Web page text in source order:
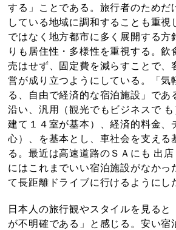
する」ことである。旅行者のためだ
している地域に調和することも重視
ではなく地方都市に多く展開する方
りも居住性・多様性を重視する。飲
売はせず、固定費を減らすことで、
営が成り立つようにしている。「気
る、自由で経済的な宿泊施設」であ
沿い、汎用（観光でもビジネスで
建て１４室が基本）、経済的料金、
心）、を基本とし、車社会を支える
る。最近は高速道路のＳＡにも 出
にはこれまでいい宿泊施設がなかっ
て長距離ドライブに行けるようにし
日本人の旅行観やスタイルを見ると
が不明確である」と感じる。安い宿